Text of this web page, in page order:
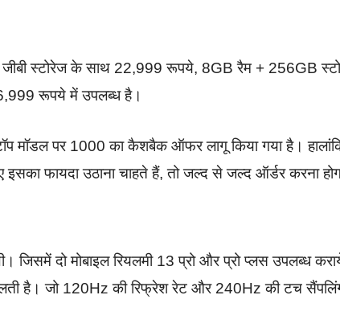
जीबी स्टोरेज के साथ 22,999 रूपये, 8GB रैम + 256GB
रूपये में उपलब्ध है।
मॉडल पर 1000 का कैशबैक ऑफर लागू किया गया है।
फायदा उठाना चाहते हैं, तो जल्द से जल्द ऑर्डर करना
जिसमें दो मोबाइल रियलमी 13 प्रो और प्रो प्लस उपलब्ध
है। जो 120Hz की रिफ्रेश रेट और 240Hz की टच